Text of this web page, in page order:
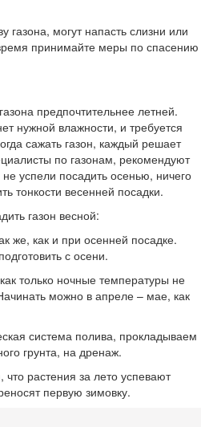
газона, могут напасть слизни или
принимайте меры по спасению
предпочтительнее летней.
нужной влажности, и требуется
сажать газон, каждый решает
по газонам, рекомендуют
успели посадить осенью, ничего
тонкости весенней посадки.
газон весной:
же, как и при осенней посадке.
с осени.
только ночные температуры не
можно в апреле – мае, как
система полива, прокладываем
грунта, на дренаж.​
растения за лето успевают
первую зимовку.